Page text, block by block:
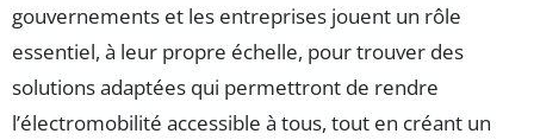
gouvernements et les entreprises jouent un rôle
essentiel, à leur propre échelle, pour trouver des
solutions adaptées qui permettront de rendre
l’électromobilité accessible à tous, tout en créant un